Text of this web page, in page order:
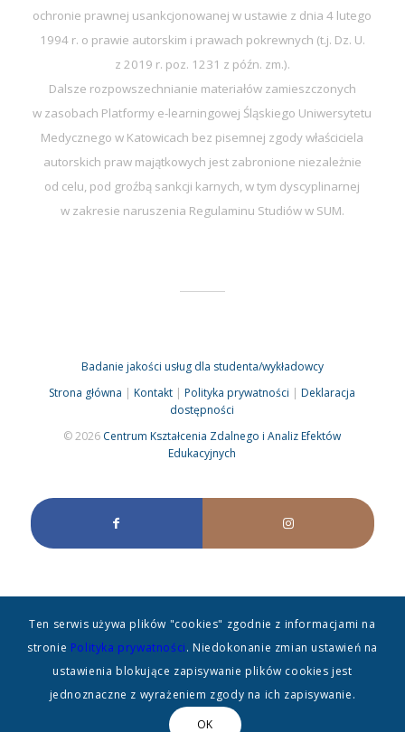
ochronie prawnej usankcjonowanej w ustawie z dnia 4 lutego
1994 r. o prawie autorskim i prawach pokrewnych (t.j. Dz. U.
z 2019 r. poz. 1231 z późn. zm.).
Dalsze rozpowszechnianie materiałów zamieszczonych
w zasobach Platformy e-learningowej Śląskiego Uniwersytetu
Medycznego w Katowicach bez pisemnej zgody właściciela
autorskich praw majątkowych jest zabronione niezależnie
od celu, pod groźbą sankcji karnych, w tym dyscyplinarnej
w zakresie naruszenia Regulaminu Studiów w SUM.
Badanie jakości usług dla studenta/wykładowcy
Strona główna |Kontakt |Polityka prywatności |Deklaracja
dostępności
© 2026 Centrum Kształcenia Zdalnego i Analiz Efektów
Edukacyjnych
Ten serwis używa plików "cookies" zgodnie z informacjami na
stronie Polityka prywatności. Niedokonanie zmian ustawień na
ustawienia blokujące zapisywanie plików cookies jest
jednoznaczne z wyrażeniem zgody na ich zapisywanie.
OK